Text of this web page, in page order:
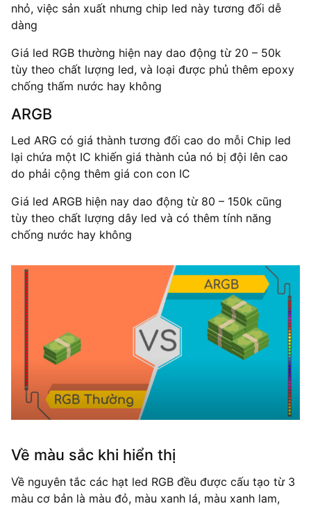
nhỏ, việc sản xuất nhưng chip led này tương đối dễ
dàng
Giá led RGB thường hiện nay dao động từ 20 – 50k
tùy theo chất lượng led, và loại được phủ thêm epoxy
chống thấm nước hay không
ARGB
Led ARG có giá thành tương đối cao do mỗi Chip led
lại chứa một IC khiến giá thành của nó bị đội lên cao
do phải cộng thêm giá con con IC
Giá led ARGB hiện nay dao động từ 80 – 150k cũng
tùy theo chất lượng dây led và có thêm tính năng
chống nước hay không
Về màu sắc khi hiển thị
Về nguyên tắc các hạt led RGB đều được cấu tạo từ 3
màu cơ bản là màu đỏ, màu xanh lá, màu xanh lam,